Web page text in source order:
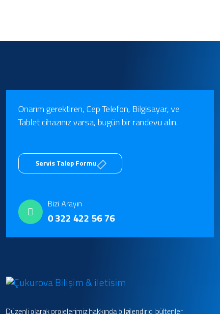
Onarım gerektiren, Cep Telefon, Bilgisayar, ve
Tablet cihazınız varsa, bugün bir randevu alın.
Servis Talep Formu
Bizi Arayın
0 322 422 56 76
Düzenli olarak projelerimiz hakkında bilgilendirici bültenler